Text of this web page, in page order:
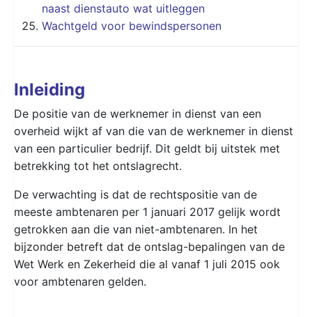
naast dienstauto wat uitleggen
Wachtgeld voor bewindspersonen
Inleiding
De positie van de werknemer in dienst van een
overheid wijkt af van die van de werknemer in dienst
van een particulier bedrijf. Dit geldt bij uitstek met
betrekking tot het ontslagrecht.
De verwachting is dat de rechtspositie van de
meeste ambtenaren per 1 januari 2017 gelijk wordt
getrokken aan die van niet-ambtenaren. In het
bijzonder betreft dat de ontslag-bepalingen van de
Wet Werk en Zekerheid die al vanaf 1 juli 2015 ook
voor ambtenaren gelden.